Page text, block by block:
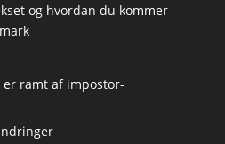
og hvordan du kommer
er ramt af impostor-